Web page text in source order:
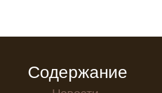
Содержание